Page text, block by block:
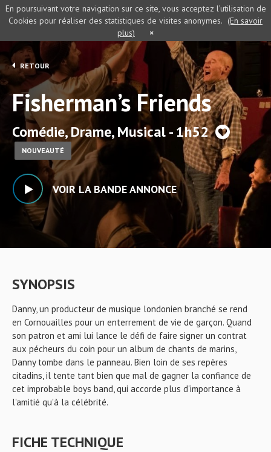
RETOUR
Fisherman’s Friends
Comédie, Drame, Musical - 1h52
NOUVEAUTÉ
VOIR LA BANDE ANNONCE
SYNOPSIS
Danny, un producteur de musique londonien branché se rend
en Cornouailles pour un enterrement de vie de garçon. Quand
son patron et ami lui lance le défi de faire signer un contrat
aux pécheurs du coin pour un album de chants de marins,
Danny tombe dans le panneau. Bien loin de ses repères
citadins, il tente tant bien que mal de gagner la confiance de
cet improbable boys band, qui accorde plus d'importance à
l'amitié qu'à la célébrité.
FICHE TECHNIQUE
En poursuivant votre navigation sur ce site, vous acceptez l’utilisation de
Cookies pour réaliser des statistiques de visites anonymes. (En savoir
plus)
×